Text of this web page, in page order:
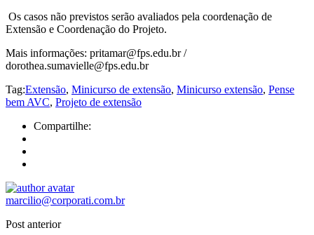
Os casos não previstos serão avaliados pela coordenação de
Extensão e Coordenação do Projeto.
Mais informações: pritamar@fps.edu.br /
dorothea.sumavielle@fps.edu.br
Tag:Extensão, Minicurso de extensão, Minicurso extensão, Pense
bem AVC, Projeto de extensão
Compartilhe:
marcilio@corporati.com.br
Post anterior